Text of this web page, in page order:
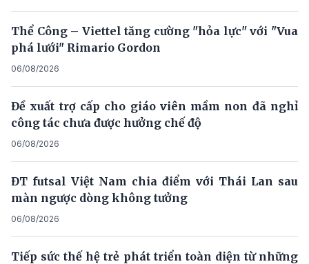
Thể Công – Viettel tăng cường "hỏa lực" với "Vua
phá lưới" Rimario Gordon
06/08/2026
Đề xuất trợ cấp cho giáo viên mầm non đã nghỉ
công tác chưa được hưởng chế độ
06/08/2026
ĐT futsal Việt Nam chia điểm với Thái Lan sau
màn ngược dòng không tưởng
06/08/2026
Tiếp sức thế hệ trẻ phát triển toàn diện từ những